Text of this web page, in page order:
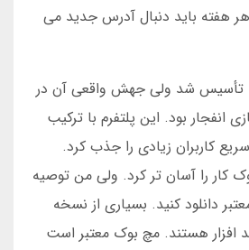
باید دنبال آدرس جدید می
مچ بوک در سال 1395 تأسیس شد ولی جهش واقعی آن در
بازی انفجار بود. این پلتفرم با ترکیب
کاربران زیادی را جذب کرد.
کار را آسان تر کرد. ولی من توصیه
دانلود کنید. بسیاری از نسخه
افزار هستند. مچ بوک معتبر است